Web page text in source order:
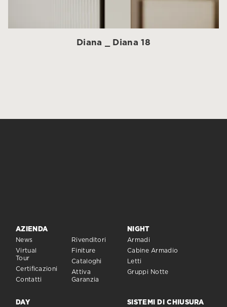
Diana _ Diana 18
AZIENDA
News
Virtual
Tour
Certificazioni
Contatti
Rivenditori
Finiture
Cataloghi
Attiva
Garanzia
NIGHT
Armadi
Cabine Armadio
Letti
Gruppi Notte
DAY SISTEMI DI CHIUSURA